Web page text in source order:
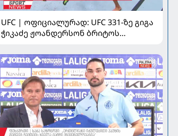
UFC | ოფიციალურად: UFC 331-ზე გიგა
ჭიკაძე ჟოანდერსონ ბრიტოს